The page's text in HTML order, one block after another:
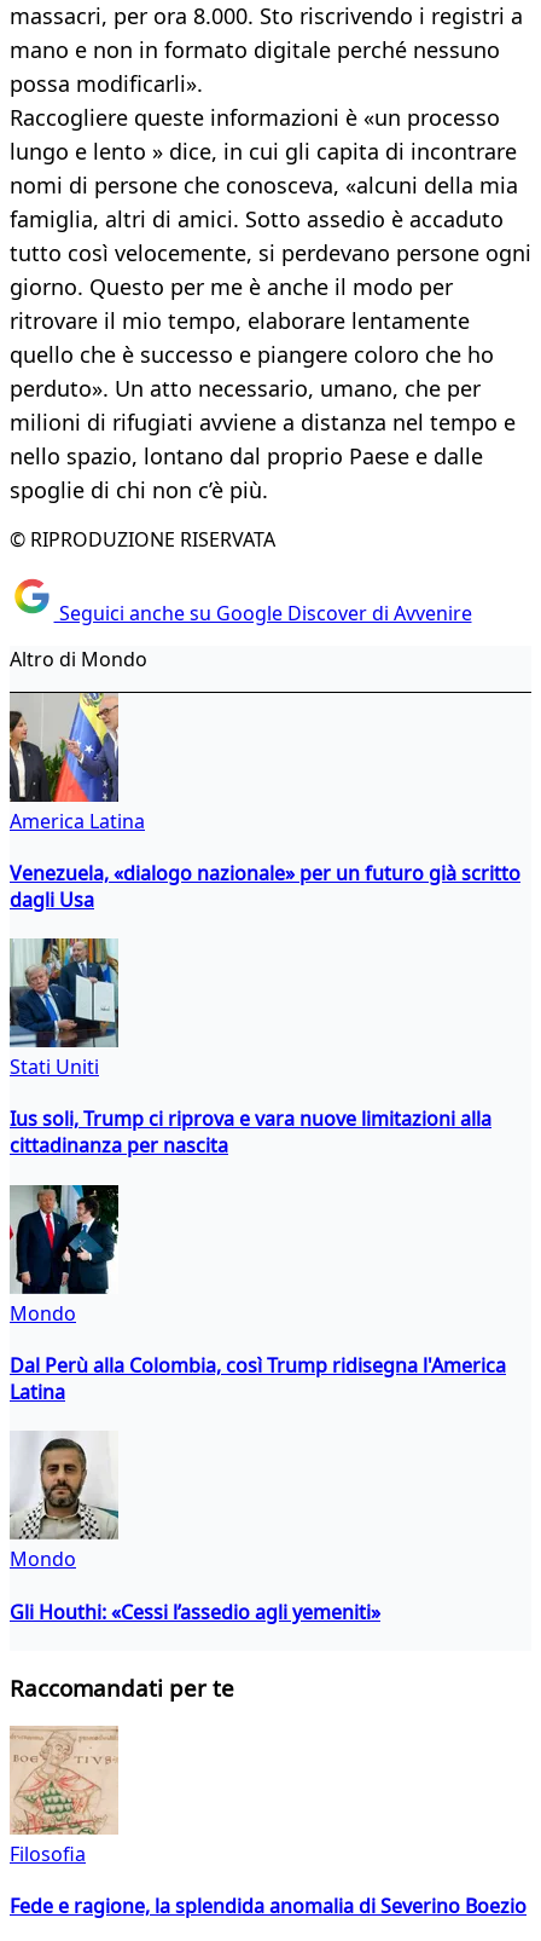
massacri, per ora 8.000. Sto riscrivendo i registri a
mano e non in formato digitale perché nessuno
possa modificarli».
Raccogliere queste informazioni è «un processo
lungo e lento » dice, in cui gli capita di incontrare
nomi di persone che conosceva, «alcuni della mia
famiglia, altri di amici. Sotto assedio è accaduto
tutto così velocemente, si perdevano persone ogni
giorno. Questo per me è anche il modo per
ritrovare il mio tempo, elaborare lentamente
quello che è successo e piangere coloro che ho
perduto». Un atto necessario, umano, che per
milioni di rifugiati avviene a distanza nel tempo e
nello spazio, lontano dal proprio Paese e dalle
spoglie di chi non c’è più.
© RIPRODUZIONE RISERVATA
Seguici anche su Google Discover di Avvenire
Altro di Mondo
America Latina
Venezuela, «dialogo nazionale» per un futuro già scritto
dagli Usa
Stati Uniti
Ius soli, Trump ci riprova e vara nuove limitazioni alla
cittadinanza per nascita
Mondo
Dal Perù alla Colombia, così Trump ridisegna l'America
Latina
Mondo
Gli Houthi: «Cessi l’assedio agli yemeniti»
Raccomandati per te
Filosofia
Fede e ragione, la splendida anomalia di Severino Boezio